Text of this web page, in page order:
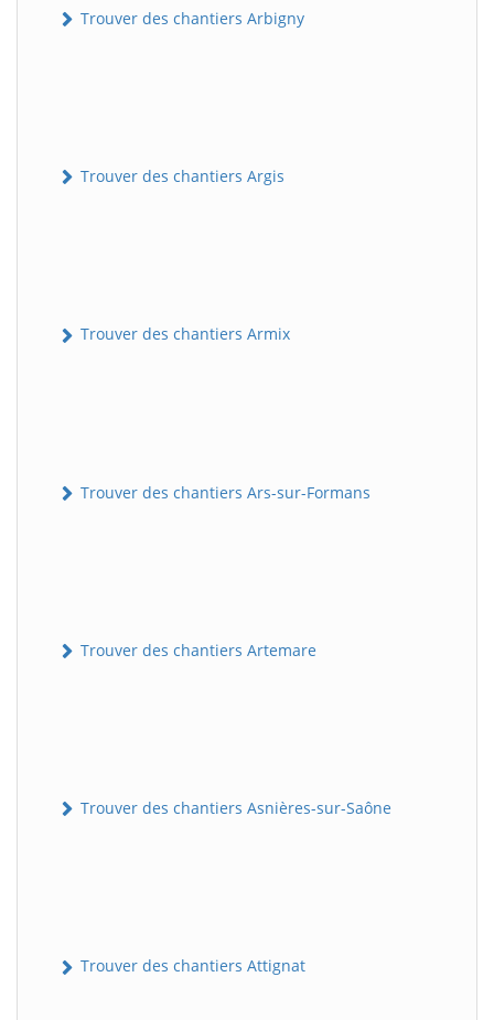
Trouver des chantiers Arbigny
Trouver des chantiers Argis
Trouver des chantiers Armix
Trouver des chantiers Ars-sur-Formans
Trouver des chantiers Artemare
Trouver des chantiers Asnières-sur-Saône
Trouver des chantiers Attignat